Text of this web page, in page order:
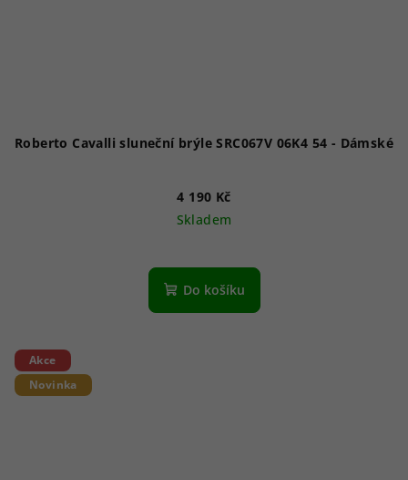
Roberto Cavalli sluneční brýle SRC067V 06K4 54 - Dámské
4 190 Kč
Skladem
Do košíku
Akce
Novinka